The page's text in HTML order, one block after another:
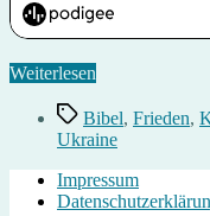
Weiterlesen
Pflugscharen?“
Schlagwörter
Bibel, Frieden,
Ukraine
Impressum